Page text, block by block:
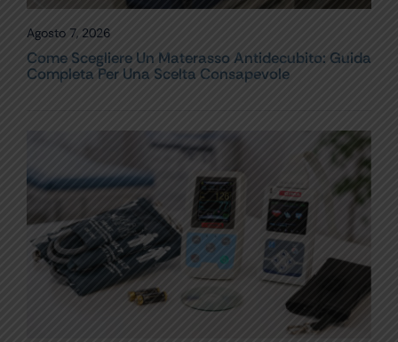
Agosto 7, 2026
Come Scegliere Un Materasso Antidecubito: Guida
Completa Per Una Scelta Consapevole